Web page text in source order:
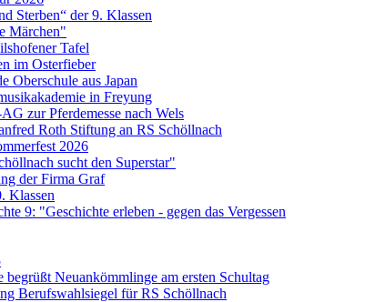
Sterben“ der 9. Klassen
Märchen"
Tafel
im Osterfieber
Oberschule aus Japan
in Freyung
zur Pferdemesse nach Wels
Roth Stiftung an RS Schöllnach
2026
sucht den Superstar"
der Firma Graf
Klassen
9: "Geschichte erleben - gegen das Vergessen
begrüßt Neuankömmlinge am ersten Schultag
Berufswahlsiegel für RS Schöllnach